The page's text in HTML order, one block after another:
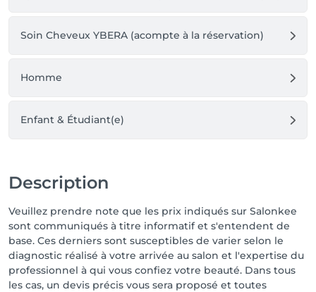
Soin Cheveux YBERA (acompte à la réservation)
Homme
Enfant & Étudiant(e)
Description
Veuillez prendre note que les prix indiqués sur Salonkee
sont communiqués à titre informatif et s'entendent de
base. Ces derniers sont susceptibles de varier selon le
diagnostic réalisé à votre arrivée au salon et l'expertise du
professionnel à qui vous confiez votre beauté. Dans tous
les cas, un devis précis vous sera proposé et toutes